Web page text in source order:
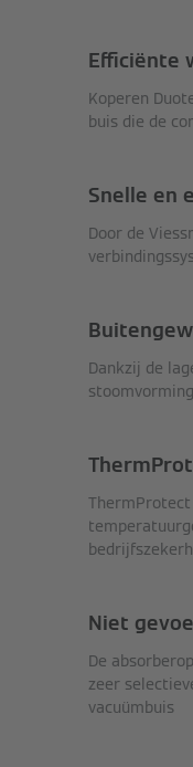
Efficiënte
Koperen
buis die de
Snelle en
Door de
Dankzij de
Niet
De
zeer
vacuümbuis